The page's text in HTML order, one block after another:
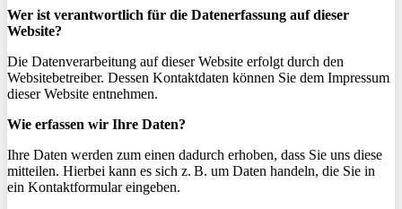
Wer ist verantwortlich für die Datenerfassung auf dieser
Website?
Die Datenverarbeitung auf dieser Website erfolgt durch den
Websitebetreiber. Dessen Kontaktdaten können Sie dem Impressum
dieser Website entnehmen.
Wie erfassen wir Ihre Daten?
Ihre Daten werden zum einen dadurch erhoben, dass Sie uns diese
mitteilen. Hierbei kann es sich z. B. um Daten handeln, die Sie in
ein Kontaktformular eingeben.